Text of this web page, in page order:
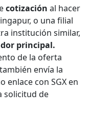
cotización al hacer
o una filial
institución similar,
principal.
de la oferta
envía la
enlace con SGX en
solicitud de